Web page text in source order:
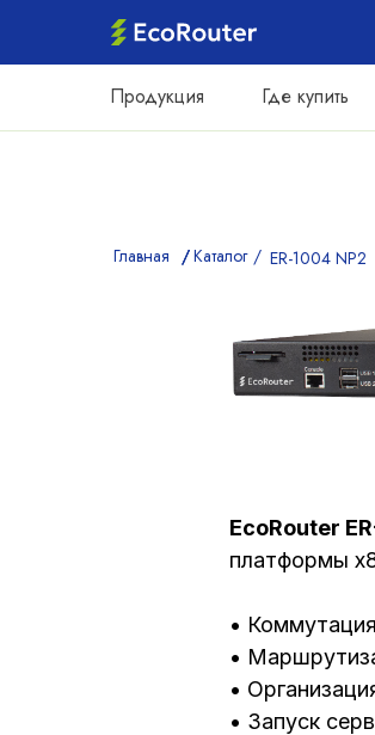
Продукция Где купить
Главная / /
/
/ ER-1004 NP2
Каталог
EcoRouter
платформы
•
•
•
• Запуск